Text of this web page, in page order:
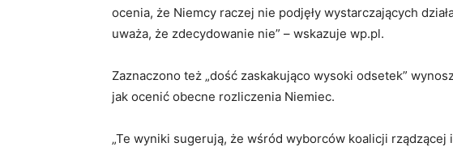
ocenia, że Niemcy raczej nie podjęły wystarczających
uważa, że zdecydowanie nie” – wskazuje wp.pl.
Zaznaczono też „dość zaskakująco wysoki odsetek”
jak ocenić obecne rozliczenia Niemiec.
„Te wyniki sugerują, że wśród wyborców koalicji rządzącej